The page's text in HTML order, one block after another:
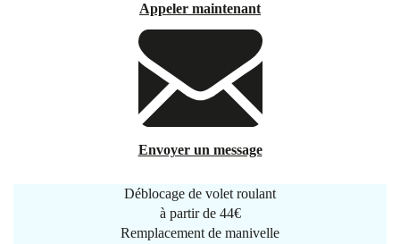
Appeler maintenant
Envoyer un message
Déblocage de volet roulant
à partir de 44€
Remplacement de manivelle